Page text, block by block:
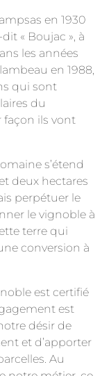
en 1930
« Boujac », à
les années
en 1988,
qui sont
du
façon ils vont
s’étend
deux hectares
perpétuer le
le vignoble à
terre qui
conversion à
est certifié
est
désir de
et d’apporter
Au